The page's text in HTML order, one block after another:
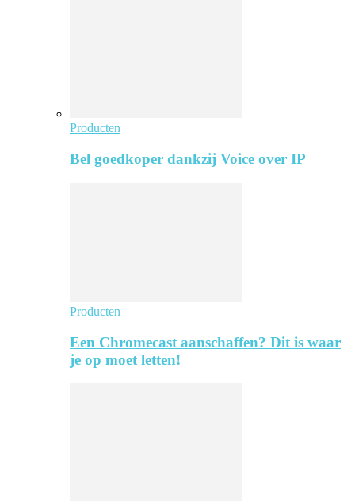
Producten
Bel goedkoper dankzij Voice over IP
Producten
Een Chromecast aanschaffen? Dit is waar
je op moet letten!